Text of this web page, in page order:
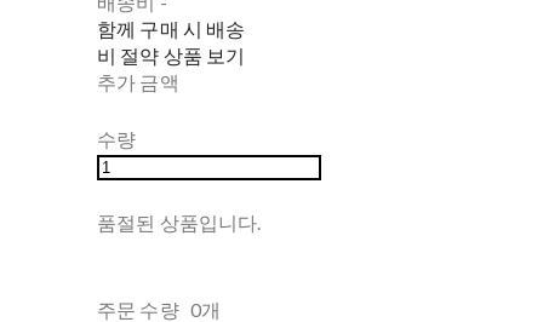
함께 구매 시 배송
비 절약 상품 보기
추가 금액
수량
품절된 상품입니다.
주문 수량 0개